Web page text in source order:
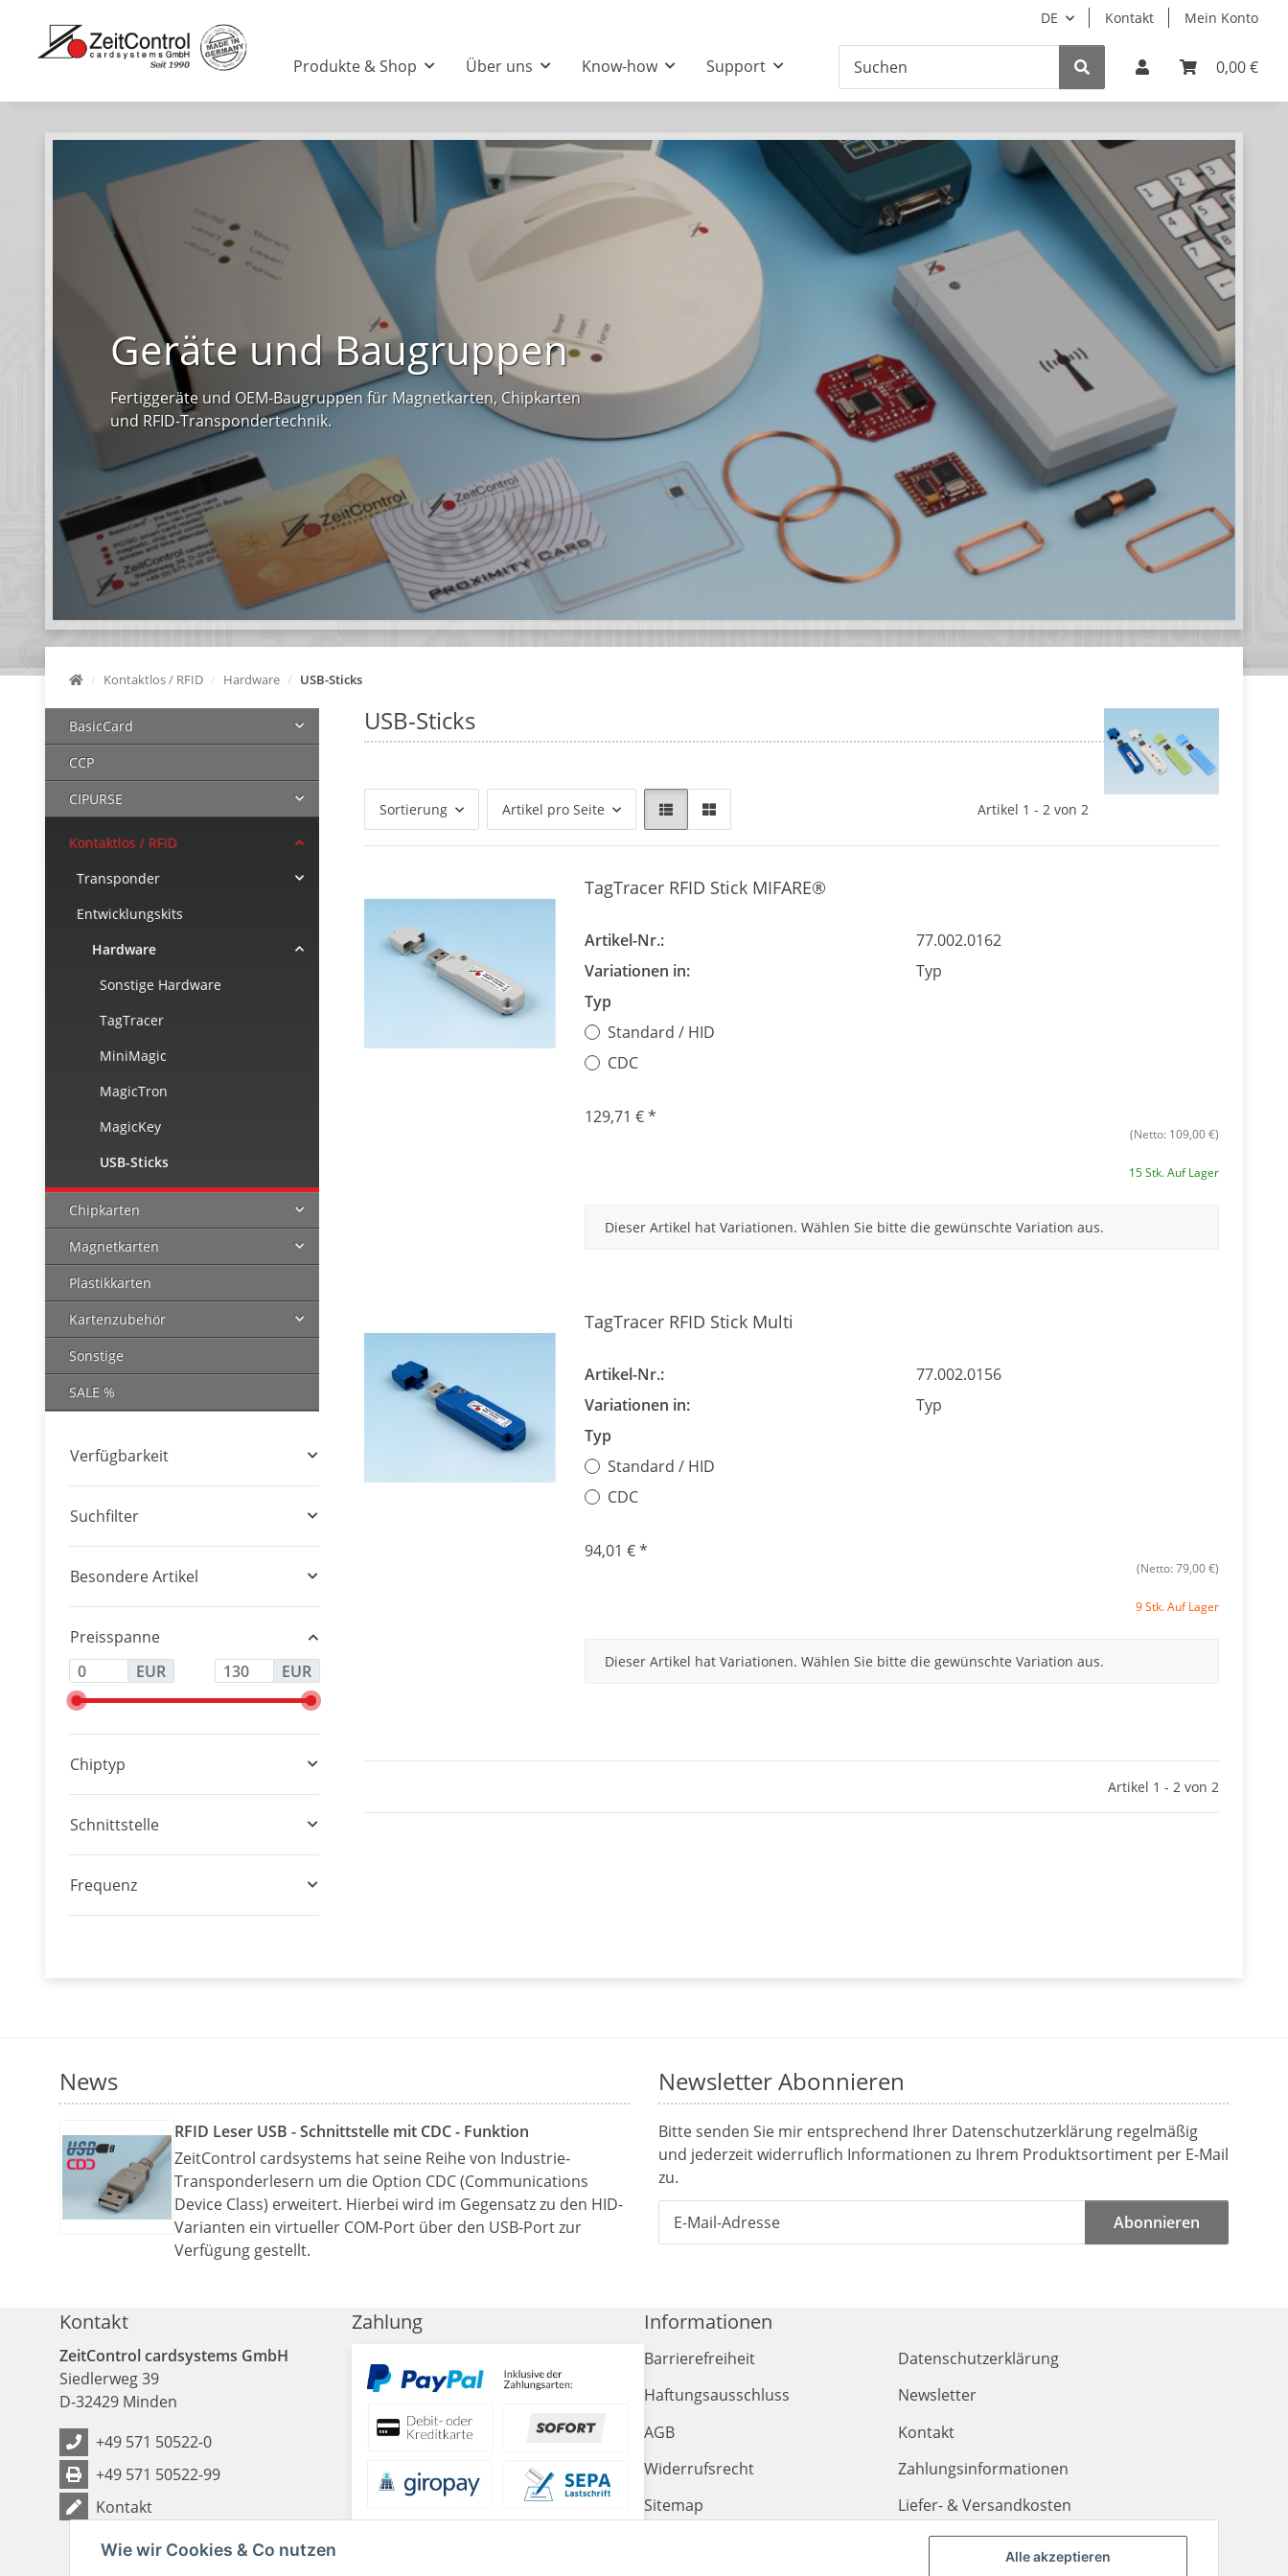
Alle akzeptieren
Wie wir Cookies & Co nutzen
DE Kontakt Mein Konto
0,00 €
Produkte & Shop Über uns Know-how Support
Geräte und Baugruppen
Fertiggeräte und OEM-Baugruppen für Magnetkarten, Chipkarten
und RFID-Transpondertechnik.
Kontaktlos / RFID Hardware USB-Sticks
USB-Sticks
Sortierung Artikel pro Seite Artikel 1 - 2 von 2
TagTracer RFID Stick MIFARE®
Artikel-Nr.:
77.002.0162
Variationen in:
Typ
Typ
Standard / HID
CDC
129,71 €*
(Netto: 109,00 €)
15 Stk. Auf Lager
x
Dieser Artikel hat Variationen. Wählen Sie bitte die gewünschte Variation aus.
TagTracer RFID Stick Multi
Artikel-Nr.:
77.002.0156
Variationen in:
Typ
Typ
Standard / HID
CDC
94,01 €*
(Netto: 79,00 €)
9 Stk. Auf Lager
x
Dieser Artikel hat Variationen. Wählen Sie bitte die gewünschte Variation aus.
Artikel 1 - 2 von 2
BasicCard
CCP
CIPURSE
Kontaktlos / RFID
Transponder
Entwicklungskits
Hardware
Sonstige Hardware
TagTracer
MiniMagic
MagicTron
MagicKey
USB-Sticks
Chipkarten
Magnetkarten
Plastikkarten
Kartenzubehör
Sonstige
SALE %
Verfügbarkeit
Suchfilter
Besondere Artikel
Preisspanne
EUR
EUR
Chiptyp
Schnittstelle
Frequenz
News
RFID Leser USB - Schnittstelle mit CDC - Funktion
ZeitControl cardsystems hat seine Reihe von Industrie-
Transponderlesern um die Option CDC (Communications
Device Class) erweitert. Hierbei wird im Gegensatz zu den HID-
Varianten ein virtueller COM-Port über den USB-Port zur
Verfügung gestellt.
Newsletter Abonnieren
Bitte senden Sie mir entsprechend Ihrer Datenschutzerklärung regelmäßig
und jederzeit widerruflich Informationen zu Ihrem Produktsortiment per E-Mail
zu.
Abonnieren
Kontakt
ZeitControl cardsystems GmbH
Siedlerweg 39
D-32429 Minden
+49 571 50522-0
+49 571 50522-99
Kontakt
Zahlung Informationen
Barrierefreiheit
Datenschutzerklärung
Haftungsausschluss
Newsletter
AGB
Kontakt
Widerrufsrecht
Zahlungsinformationen
Sitemap
Liefer- & Versandkosten